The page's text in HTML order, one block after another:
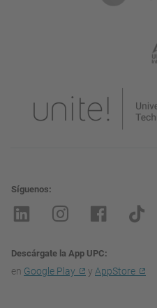
Síguenos
Descárgate la App UPC
en Google Play y AppStore